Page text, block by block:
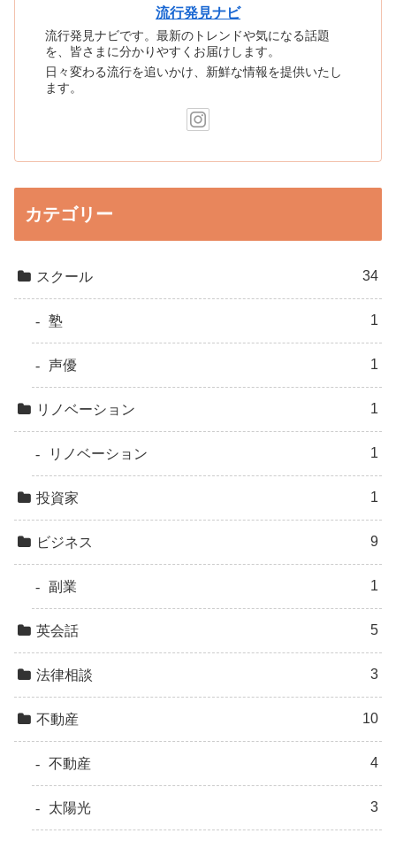
流行発見ナビ
流行発見ナビです。最新のトレンドや気になる話題
を、皆さまに分かりやすくお届けします。
日々変わる流行を追いかけ、新鮮な情報を提供いたし
ます。
カテゴリー
スクール 34
塾 1
声優 1
リノベーション 1
リノベーション 1
投資家 1
ビジネス 9
副業 1
英会話 5
法律相談 3
不動産 10
不動産 4
太陽光 3